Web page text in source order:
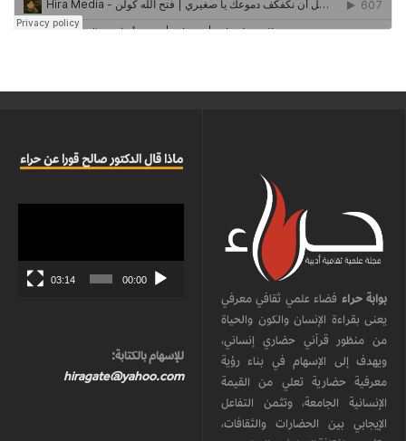
بوابة حراء فضاء علمي ثقافي معرفي
يعنى بقراءة الإنسان والكون والحياة
من منظور قرآني حضاري إنساني،
ويهدف إلى الإسهام في بناء رؤية
معرفية حضارية تعلي من القيمة
الإنسانية الجامعة، وتثمن التفاعل
الإيجابي بين الحضارات والثقافات،
ماذا قال الدكتور صالح قورا عن حراء
00:00
03:14
للإسهام بالكتابة:
hiragate@yahoo.com